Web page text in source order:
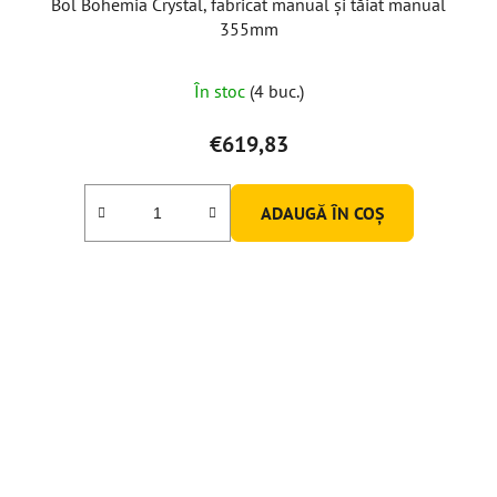
355mm
În stoc (4 buc.)
€619,83
ADAUGĂ ÎN COŞ